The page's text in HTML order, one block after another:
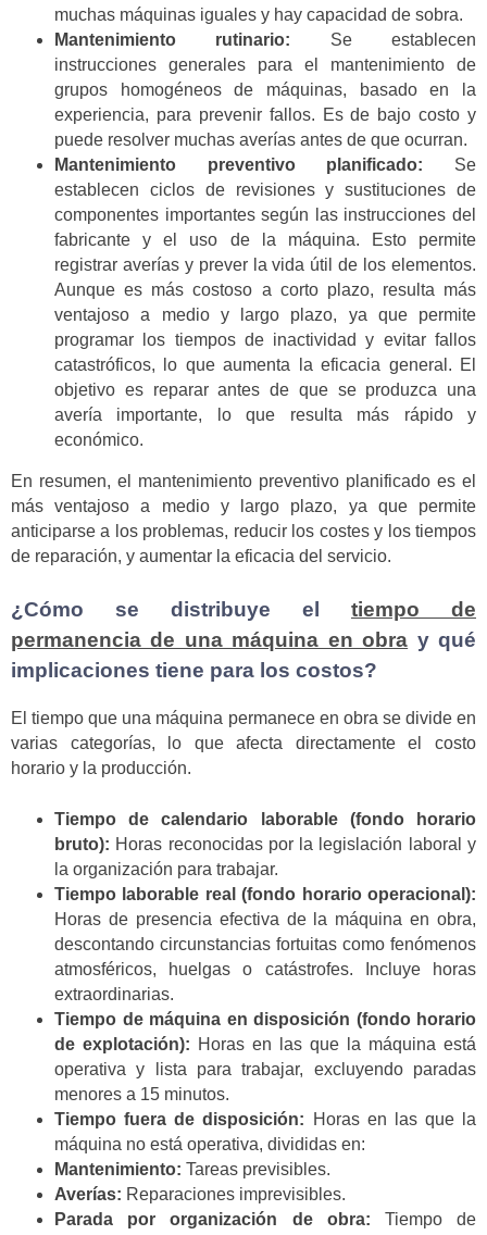
muchas máquinas iguales y hay capacidad de sobra.
Mantenimiento rutinario: Se establecen
instrucciones generales para el mantenimiento de
grupos homogéneos de máquinas, basado en la
experiencia, para prevenir fallos. Es de bajo costo y
puede resolver muchas averías antes de que ocurran.
Mantenimiento preventivo planificado: Se
establecen ciclos de revisiones y sustituciones de
componentes importantes según las instrucciones del
fabricante y el uso de la máquina. Esto permite
registrar averías y prever la vida útil de los elementos.
Aunque es más costoso a corto plazo, resulta más
ventajoso a medio y largo plazo, ya que permite
programar los tiempos de inactividad y evitar fallos
catastróficos, lo que aumenta la eficacia general. El
objetivo es reparar antes de que se produzca una
avería importante, lo que resulta más rápido y
económico.
En resumen, el mantenimiento preventivo planificado es el
más ventajoso a medio y largo plazo, ya que permite
anticiparse a los problemas, reducir los costes y los tiempos
de reparación, y aumentar la eficacia del servicio.
¿Cómo se distribuye el tiempo de
permanencia de una máquina en obra y qué
implicaciones tiene para los costos?
El tiempo que una máquina permanece en obra se divide en
varias categorías, lo que afecta directamente el costo
horario y la producción.
Tiempo de calendario laborable (fondo horario
bruto): Horas reconocidas por la legislación laboral y
la organización para trabajar.
Tiempo laborable real (fondo horario operacional):
Horas de presencia efectiva de la máquina en obra,
descontando circunstancias fortuitas como fenómenos
atmosféricos, huelgas o catástrofes. Incluye horas
extraordinarias.
Tiempo de máquina en disposición (fondo horario
de explotación): Horas en las que la máquina está
operativa y lista para trabajar, excluyendo paradas
menores a 15 minutos.
Tiempo fuera de disposición: Horas en las que la
máquina no está operativa, divididas en:
Mantenimiento: Tareas previsibles.
Averías: Reparaciones imprevisibles.
Parada por organización de obra: Tiempo de